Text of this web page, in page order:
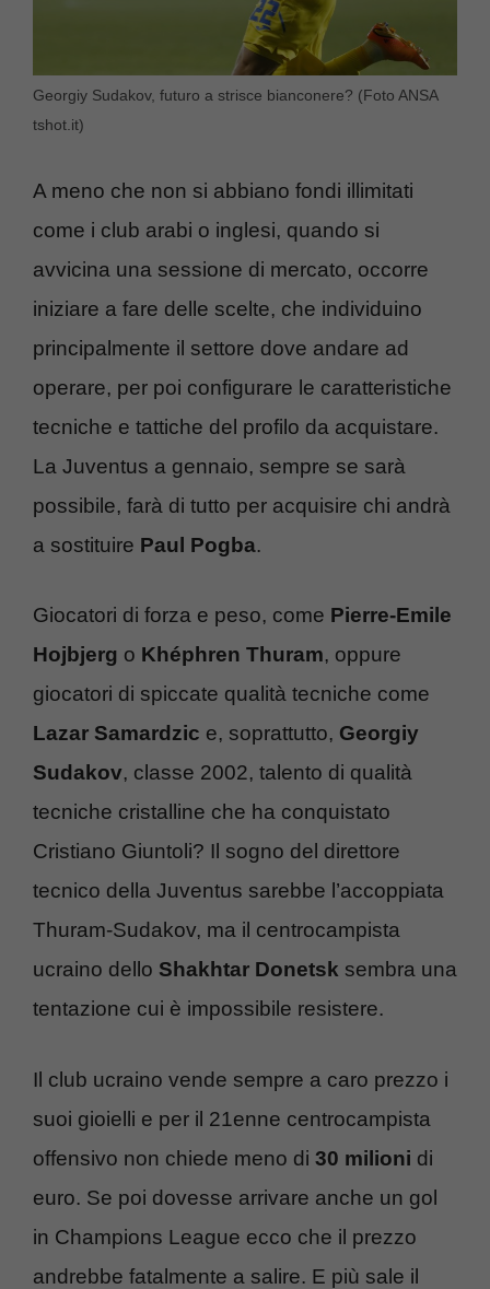
Georgiy Sudakov, futuro a strisce bianconere? (Foto ANSA
tshot.it)
A meno che non si abbiano fondi illimitati
come i club arabi o inglesi, quando si
avvicina una sessione di mercato, occorre
iniziare a fare delle scelte, che individuino
principalmente il settore dove andare ad
operare, per poi configurare le caratteristiche
tecniche e tattiche del profilo da acquistare.
La Juventus a gennaio, sempre se sarà
possibile, farà di tutto per acquisire chi andrà
a sostituire Paul Pogba.
Giocatori di forza e peso, come Pierre-Emile
Hojbjerg o Khéphren Thuram, oppure
giocatori di spiccate qualità tecniche come
Lazar Samardzic e, soprattutto, Georgiy
Sudakov, classe 2002, talento di qualità
tecniche cristalline che ha conquistato
Cristiano Giuntoli? Il sogno del direttore
tecnico della Juventus sarebbe l’accoppiata
Thuram-Sudakov, ma il centrocampista
ucraino dello Shakhtar Donetsk sembra una
tentazione cui è impossibile resistere.
Il club ucraino vende sempre a caro prezzo i
suoi gioielli e per il 21enne centrocampista
offensivo non chiede meno di 30 milioni di
euro. Se poi dovesse arrivare anche un gol
in Champions League ecco che il prezzo
andrebbe fatalmente a salire. E più sale il